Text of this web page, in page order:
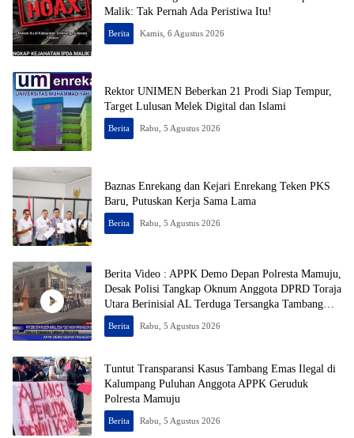
Malik: Tak Pernah Ada Peristiwa Itu!
Berita Kamis, 6 Agustus 2026
Rektor UNIMEN Beberkan 21 Prodi Siap Tempur,
Target Lulusan Melek Digital dan Islami
Berita Rabu, 5 Agustus 2026
Baznas Enrekang dan Kejari Enrekang Teken PKS
Baru, Putuskan Kerja Sama Lama
Berita Rabu, 5 Agustus 2026
Berita Video : APPK Demo Depan Polresta Mamuju,
Desak Polisi Tangkap Oknum Anggota DPRD Toraja
Utara Berinisial AL Terduga Tersangka Tambang
Emas Ilegal
Berita Rabu, 5 Agustus 2026
Tuntut Transparansi Kasus Tambang Emas Ilegal di
Kalumpang Puluhan Anggota APPK Geruduk
Polresta Mamuju
Berita Rabu, 5 Agustus 2026